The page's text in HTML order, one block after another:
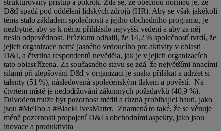
strukturovaný přístup a pokrok. Zdá se, že obecnou normou je, že
D&I spadá pod oddělení lidských zdrojů (HR). Aby se však jakékoli
téma stalo základem společnosti a jejího obchodního programu, je
nezbytné, aby se k němu přihlásilo nejvyšší vedení a aby za něj
neslo odpovědnost. Průzkum odhalil, že 14,2 % společností tvrdí, že
jejich organizace nemá jasného vedoucího pro aktivity v oblasti
D&I, a čtvrtina respondentů nevěděla, jak je v jejich organizacích
tato oblast řízena. Za současného stavu se zdá, že největšími hnacími
silami při zlepšování D&I v organizaci je snaha přilákat a udržet si
talenty (51 %), následovaná společenským tlakem a pověstí. Na
čtvrtém místě je nedodržování zákonných požadavků (40,9 %).
Důvodem může být pozornost médií a různá probíhající hnutí, jako
jsou #MeToo a #BlackLivesMatter. Znamená to také, že se věnuje
méně pozornosti propojení D&I s obchodními aspekty, jako jsou
inovace a produktivita.